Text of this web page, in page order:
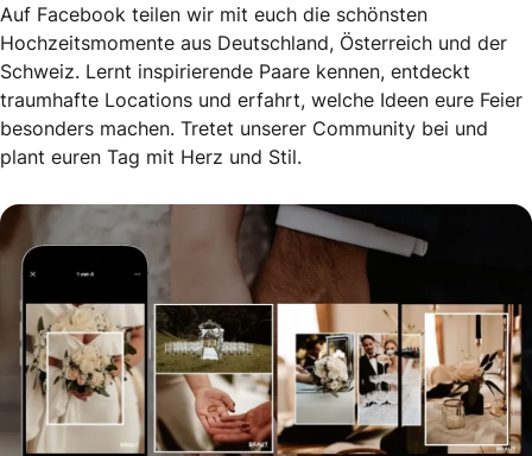
Auf Facebook teilen wir mit euch die schönsten
Hochzeitsmomente aus Deutschland, Österreich und der
Schweiz. Lernt inspirierende Paare kennen, entdeckt
traumhafte Locations und erfahrt, welche Ideen eure Feier
besonders machen. Tretet unserer Community bei und
plant euren Tag mit Herz und Stil.
Echte Geschichten. Echte Emotionen.